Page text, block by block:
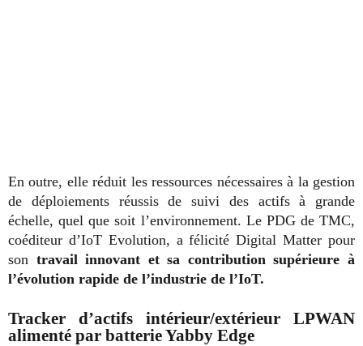
En outre, elle réduit les ressources nécessaires à la gestion
de déploiements réussis de suivi des actifs à grande
échelle, quel que soit l’environnement. Le PDG de TMC,
coéditeur d’IoT Evolution, a félicité Digital Matter pour
son travail innovant et sa contribution supérieure à
l’évolution rapide de l’industrie de l’IoT.
Tracker d’actifs intérieur/extérieur LPWAN
alimenté par batterie Yabby Edge